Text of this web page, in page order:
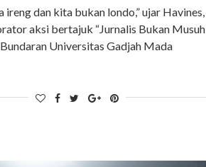
ireng dan kita bukan londo,” ujar Havines,
aksi bertajuk “Jurnalis Bukan Musuh
Universitas Gadjah Mada